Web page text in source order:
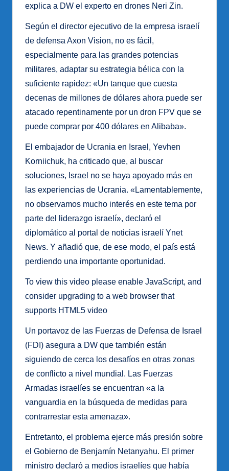
explica a DW el experto en drones Neri Zin.
Según el director ejecutivo de la empresa israelí
de defensa Axon Vision, no es fácil,
especialmente para las grandes potencias
militares, adaptar su estrategia bélica con la
suficiente rapidez: «Un tanque que cuesta
decenas de millones de dólares ahora puede ser
atacado repentinamente por un dron FPV que se
puede comprar por 400 dólares en Alibaba».
El embajador de Ucrania en Israel, Yevhen
Korniichuk, ha criticado que, al buscar
soluciones, Israel no se haya apoyado más en
las experiencias de Ucrania. «Lamentablemente,
no observamos mucho interés en este tema por
parte del liderazgo israelí», declaró el
diplomático al portal de noticias israelí Ynet
News. Y añadió que, de ese modo, el país está
perdiendo una importante oportunidad.
To view this video please enable JavaScript, and
consider upgrading to a web browser that
supports HTML5 video
Un portavoz de las Fuerzas de Defensa de Israel
(FDI) asegura a DW que también están
siguiendo de cerca los desafíos en otras zonas
de conflicto a nivel mundial. Las Fuerzas
Armadas israelíes se encuentran «a la
vanguardia en la búsqueda de medidas para
contrarrestar esta amenaza».
Entretanto, el problema ejerce más presión sobre
el Gobierno de Benjamín Netanyahu. El primer
ministro declaró a medios israelíes que había